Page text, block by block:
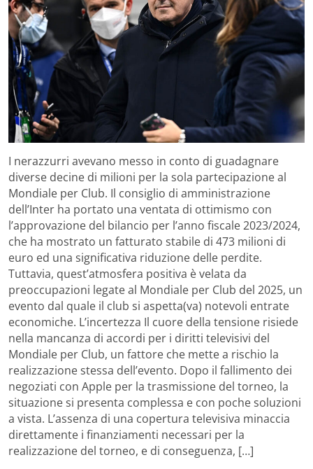
I nerazzurri avevano messo in conto di guadagnare
diverse decine di milioni per la sola partecipazione al
Mondiale per Club. Il consiglio di amministrazione
dell’Inter ha portato una ventata di ottimismo con
l’approvazione del bilancio per l’anno fiscale 2023/2024,
che ha mostrato un fatturato stabile di 473 milioni di
euro ed una significativa riduzione delle perdite.
Tuttavia, quest’atmosfera positiva è velata da
preoccupazioni legate al Mondiale per Club del 2025, un
evento dal quale il club si aspetta(va) notevoli entrate
economiche. L’incertezza Il cuore della tensione risiede
nella mancanza di accordi per i diritti televisivi del
Mondiale per Club, un fattore che mette a rischio la
realizzazione stessa dell’evento. Dopo il fallimento dei
negoziati con Apple per la trasmissione del torneo, la
situazione si presenta complessa e con poche soluzioni
a vista. L’assenza di una copertura televisiva minaccia
direttamente i finanziamenti necessari per la
realizzazione del torneo, e di conseguenza, […]